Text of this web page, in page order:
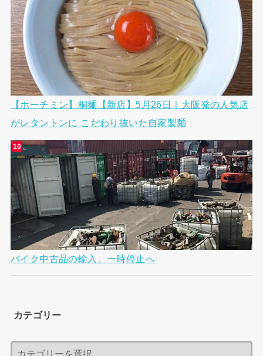
【ホーチミン】桐麺【新店】5月26日｜大阪発の人気店
がレタントンに こだわり抜いた自家製麺
バイク中古品の輸入、一時停止へ
カテゴリー